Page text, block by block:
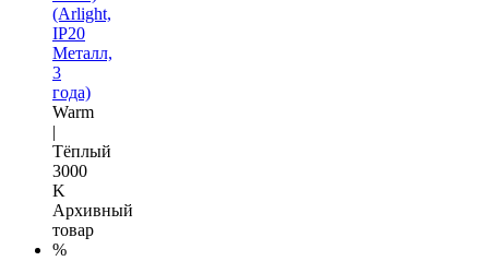
(Arlight,
IP20
Металл,
3
года)
Warm
|
Тёплый
3000
K
Архивный
товар
%